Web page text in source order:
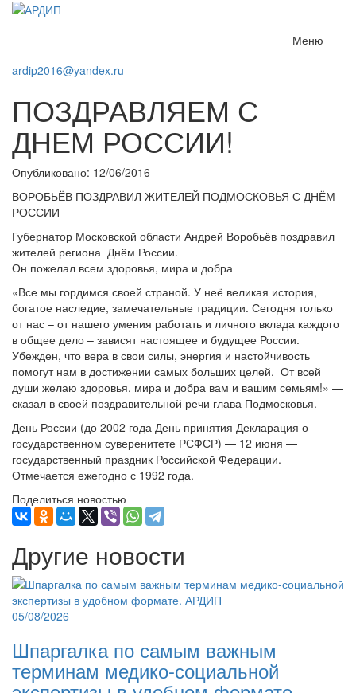
Меню
ardip2016@yandex.ru
ПОЗДРАВЛЯЕМ С
ДНЕМ РОССИИ!
Опубликовано: 12/06/2016
ВОРОБЬЁВ ПОЗДРАВИЛ ЖИТЕЛЕЙ ПОДМОСКОВЬЯ С ДНЁМ
РОССИИ
Губернатор Московской области Андрей Воробьёв поздравил
жителей региона Днём России.
Он пожелал всем здоровья, мира и добра
«Все мы гордимся своей страной. У неё великая история,
богатое наследие, замечательные традиции. Сегодня только
от нас – от нашего умения работать и личного вклада каждого
в общее дело – зависят настоящее и будущее России.
Убежден, что вера в свои силы, энергия и настойчивость
помогут нам в достижении самых больших целей. От всей
души желаю здоровья, мира и добра вам и вашим семьям!» —
сказал в своей поздравительной речи глава Подмосковья.
День России (до 2002 года День принятия Декларация о
государственном суверенитете РСФСР) — 12 июня —
государственный праздник Российской Федерации.
Отмечается ежегодно с 1992 года.
Поделиться новостью
Другие новости
05/08/2026
Шпаргалка по самым важным
терминам медико-социальной